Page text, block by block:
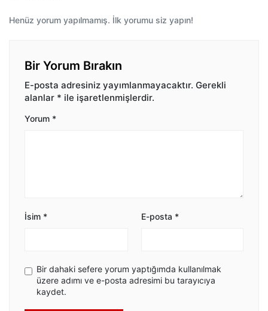
Henüz yorum yapılmamış. İlk yorumu siz yapın!
Bir Yorum Bırakın
E-posta adresiniz yayımlanmayacaktır. Gerekli
alanlar * ile işaretlenmişlerdir.
Yorum *
İsim * E-posta *
Bir dahaki sefere yorum yaptığımda kullanılmak
üzere adımı ve e-posta adresimi bu tarayıcıya
kaydet.